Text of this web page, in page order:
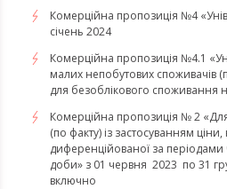
Комерційна пропозиція №4
січень 2024
Комерційна пропозиція №4.1
малих непобутових споживачів
для безоблікового споживання
Комерційна пропозиція № 2
(по факту) із застосуванням ціни,
диференційованої за
доби» з 01 червня 2023 по 31
включно